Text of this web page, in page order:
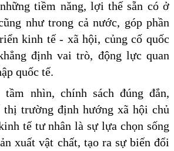
tiềm năng, lợi thế sẵn có ở
như trong cả nước, góp phần
kinh tế - xã hội, củng cố quốc
định vai trò, động lực quan
quốc tế.
nhìn, chính sách đúng đắn,
thị trường định hướng xã hội chủ
tế tư nhân là sự lựa chọn sống
xuất vật chất, tạo ra sự biến đổi